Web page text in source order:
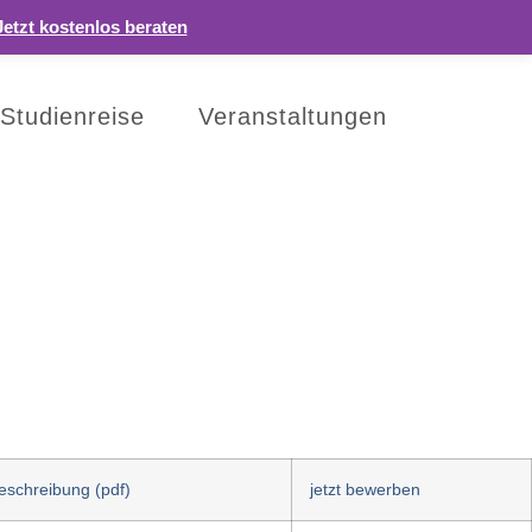
kostenlos beraten
Studienreise Veranstaltungen
(pdf) jetzt bewerben